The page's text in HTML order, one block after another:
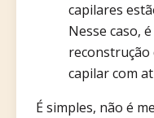
capilares
Nesse caso,
capilar com
É simples, não é